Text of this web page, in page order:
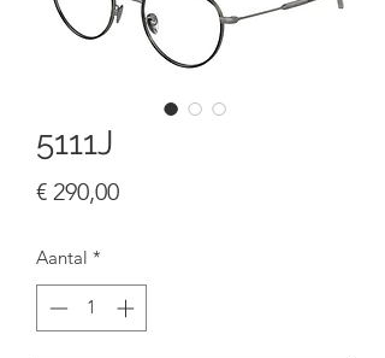
5111J
€ 290,00Prijs
Aantal *